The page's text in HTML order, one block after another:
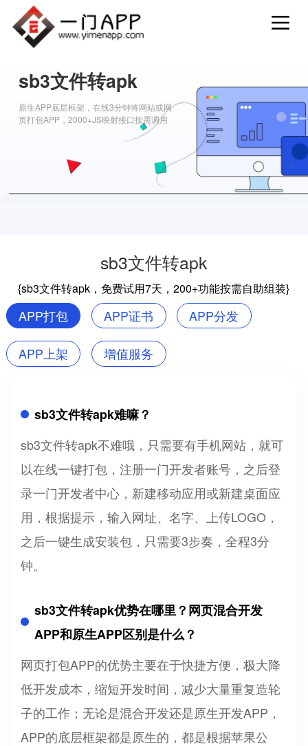
sb3文件转apk
原生APP底层框架，在线3分钟将网站或网
页打包APP，2000+JS映射接口按需调用
sb3文件转apk
{sb3文件转apk，免费试用7天，200+功能按需自助组装}
APP打包 APP证书 APP分发
APP上架 增值服务
sb3文件转apk难嘛？
sb3文件转apk不难哦，只需要有手机网站，就可
以在线一键打包，注册一门开发者账号，之后登
录一门开发者中心，新建移动应用或新建桌面应
用，根据提示，输入网址、名字、上传LOGO，
之后一键生成安装包，只需要3步奏，全程3分
钟。
sb3文件转apk优势在哪里？网页混合开发
APP和原生APP区别是什么？
网页打包APP的优势主要在于快捷方便，极大降
低开发成本，缩短开发时间，减少大量重复造轮
子的工作；无论是混合开发还是原生开发APP，
APP的底层框架都是原生的，都是根据苹果公